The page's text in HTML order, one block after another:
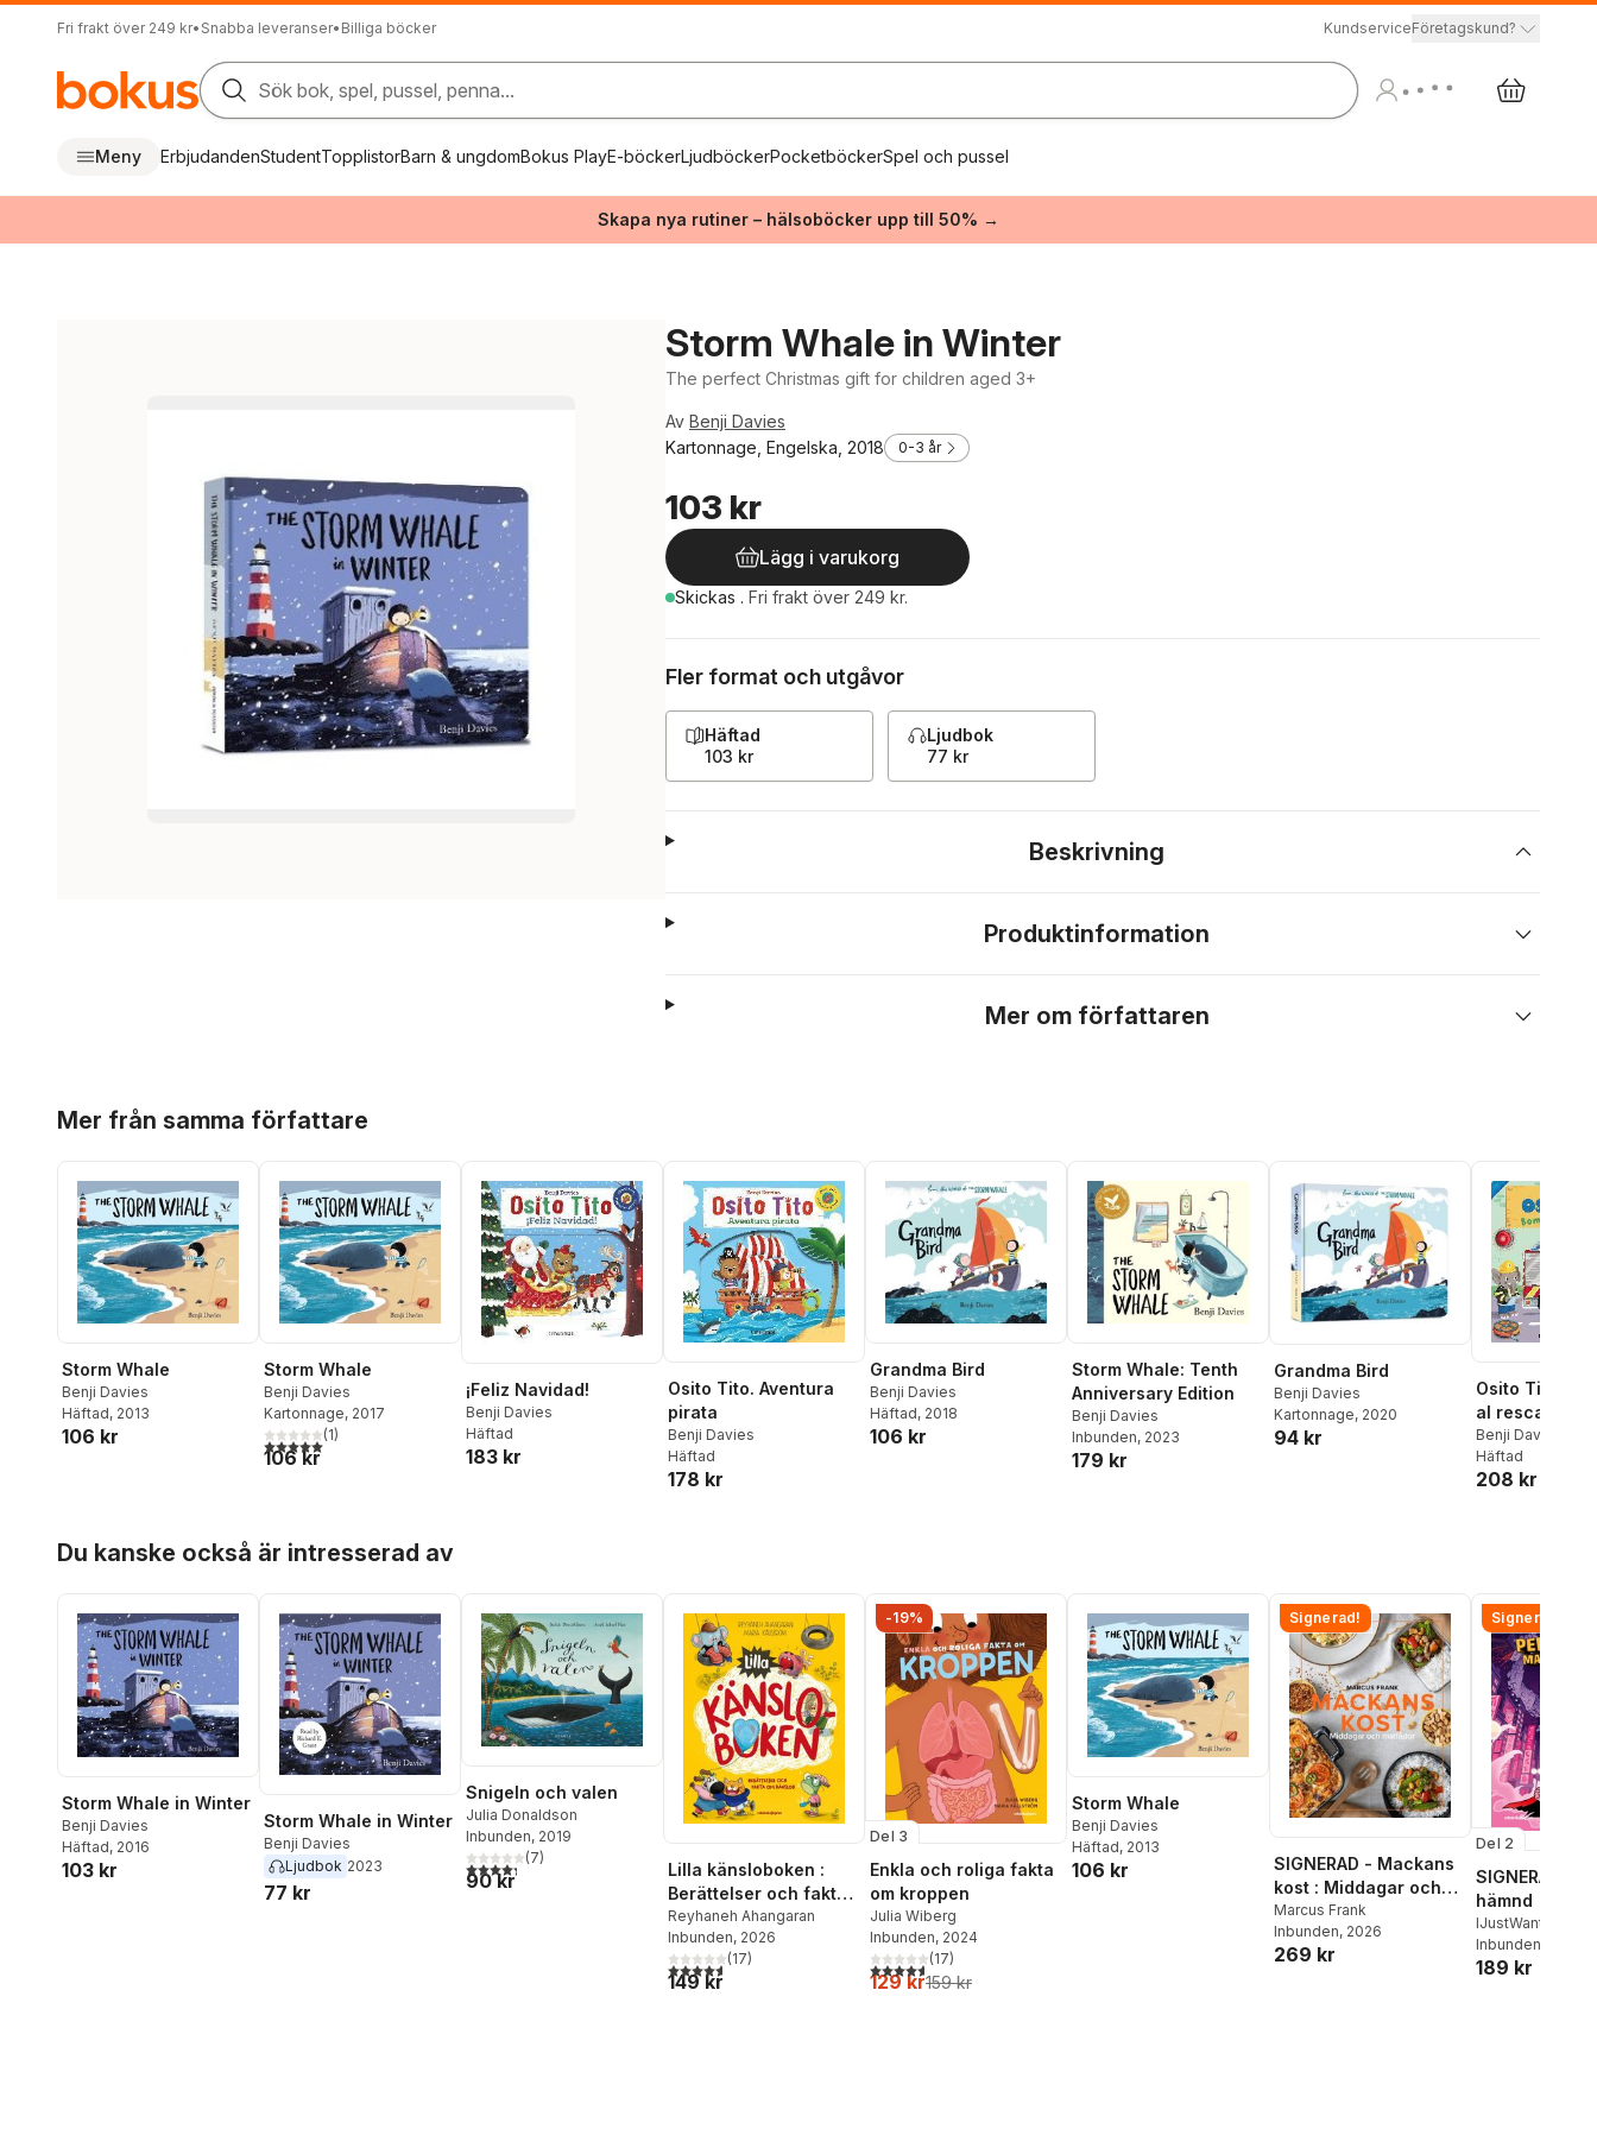
Fri frakt över 249 kr• Snabba leveranser• Billiga böcker KundserviceFöretagskund?
Sök bok, spel, pussel, penna...
Meny ErbjudandenStudentTopplistorBarn & ungdomBokus PlayE-böckerLjudböckerPocketböckerSpel och pussel
Skapa nya rutiner – hälsoböcker upp till 50% →
Storm Whale in Winter
The perfect Christmas gift for children aged 3+
Av Benji Davies
Kartonnage, Engelska, 2018
0-3 år
103 kr
Lägg i varukorg
Skickas . Fri frakt över 249 kr.
Fler format och utgåvor
Häftad
103 kr
Ljudbok
77 kr
Beskrivning
Produktinformation
Mer om författaren
Mer från samma författare
Storm Whale
Benji Davies
Häftad, 2013
106 kr
Storm Whale
Benji Davies
Kartonnage, 2017
5,0utav 5 stjärnor. Totalt antal röster:
(1)
106 kr
¡Feliz Navidad!
Benji Davies
Häftad
183 kr
Osito Tito. Aventura
pirata
Benji Davies
Häftad
178 kr
Grandma Bird
Benji Davies
Häftad, 2018
106 kr
Storm Whale: Tenth
Anniversary Edition
Benji Davies
Inbunden, 2023
179 kr
Grandma Bird
Benji Davies
Kartonnage, 2020
94 kr
Osito Tito.
al rescate
Benji Davies
Häftad
208 kr
Du kanske också är intresserad av
Storm Whale in Winter
Benji Davies
Häftad, 2016
103 kr
Storm Whale in Winter
Benji Davies
Ljudbok 2023
77 kr
Snigeln och valen
Julia Donaldson
Inbunden, 2019
4,3utav 5 stjärnor. Totalt antal röster:
(7)
90 kr
Lilla känsloboken :
Berättelser och fakta
om känslor
Reyhaneh Ahangaran
Inbunden, 2026
4,6utav 5 stjärnor. Totalt antal röster:
(17)
149 kr
-19%
Del 3
Enkla och roliga fakta
om kroppen
Julia Wiberg
Inbunden, 2024
4,6utav 5 stjärnor. Totalt antal röster:
(17)
129 kr159 kr
Storm Whale
Benji Davies
Häftad, 2013
106 kr
Signerad!
SIGNERAD - Mackans
kost : Middagar och
matlådor
Marcus Frank
Inbunden, 2026
269 kr
Signerad!
Del 2
SIGNERAD -
hämnd
Adolphson
Beer ,Victor Beer
Inbunden
189 kr